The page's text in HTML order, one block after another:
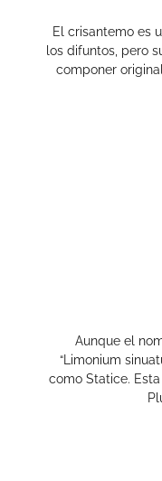
El crisantemo es
los difuntos, pero
componer
Aunque el
“Limonium
como Statice.